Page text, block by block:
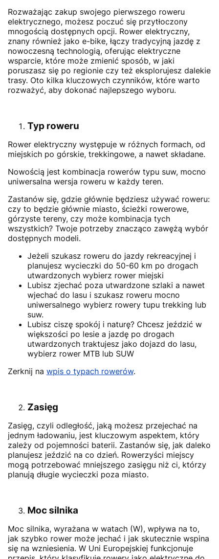
Rozważając zakup swojego pierwszego roweru
elektrycznego, możesz poczuć się przytłoczony
mnogością dostępnych opcji. Rower elektryczny,
znany również jako e-bike, łączy tradycyjną jazdę z
nowoczesną technologią, oferując elektryczne
wsparcie, które może zmienić sposób, w jaki
poruszasz się po regionie czy też eksplorujesz dalekie
trasy. Oto kilka kluczowych czynników, które warto
rozważyć, aby dokonać najlepszego wyboru.
Typ roweru
Rower elektryczny występuje w różnych formach, od
miejskich po górskie, trekkingowe, a nawet składane.
Nowością jest kombinacja rowerów typu suw, mocno
uniwersalna wersja roweru w każdy teren.
Zastanów się, gdzie głównie będziesz używać roweru:
czy to będzie głównie miasto, ścieżki rowerowe,
górzyste tereny, czy może kombinacja tych
wszystkich? Twoje potrzeby znacząco zawężą wybór
dostępnych modeli.
Jeżeli szukasz roweru do jazdy rekreacyjnej i
planujesz wycieczki do 50-60 km po drogach
utwardzonych wybierz rower miejski
Lubisz zjechać poza utwardzone szlaki a nawet
wjechać do lasu i szukasz roweru mocno
uniwersalnego wybierz rowery tupu trekking lub
suw.
Lubisz ciszę spokój i naturę? Chcesz jeździć w
większości po lesie a jazdę po drogach
utwardzonych traktujesz jako dojazd do lasu,
wybierz rower MTB lub SUW
Zerknij na wpis o typach rowerów.
Zasięg
Zasięg, czyli odległość, jaką możesz przejechać na
jednym ładowaniu, jest kluczowym aspektem, który
zależy od pojemności baterii. Zastanów się, jak daleko
planujesz jeździć na co dzień. Rowerzyści miejscy
mogą potrzebować mniejszego zasięgu niż ci, którzy
planują długie wycieczki poza miasto.
Moc silnika
Moc silnika, wyrażana w watach (W), wpływa na to,
jak szybko rower może jechać i jak skutecznie wspina
się na wzniesienia. W Uni Europejskiej funkcjonuje